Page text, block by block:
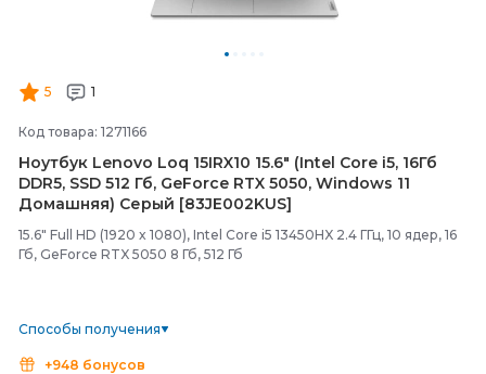
5 1
Код товара: 1271166
Ноутбук Lenovo Loq 15IRX10 15.6" (Intel Core i5, 16Гб
DDR5, SSD 512 Гб, GeForce RTX 5050, Windows 11
Домашняя) Серый [83JE002KUS]
15.6" Full HD (1920 x 1080), Intel Core i5 13450HX 2.4 ГГц, 10 ядер, 16
Гб, GeForce RTX 5050 8 Гб, 512 Гб
Способы получения
+948 бонусов